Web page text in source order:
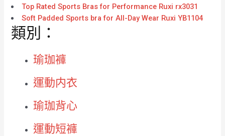
Top Rated Sports Bras for Performance Ruxi rx3031
Soft Padded Sports bra for All-Day Wear Ruxi YB1104
類別：
瑜珈褲
運動内衣
瑜珈背心
運動短褲